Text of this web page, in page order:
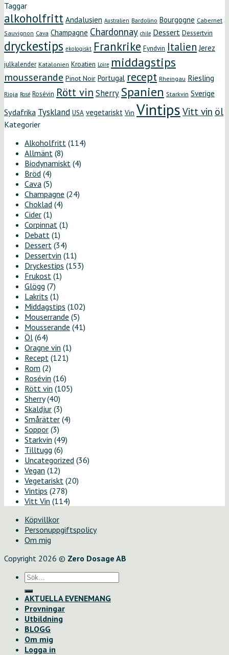
Taggar
alkoholfritt Andalusien Australien Bardolino Bourgogne Cabernet
Sauvignon Cava Champagne Chardonnay chile Dessert Dessertvin
dryckestips ekologiskt Frankrike Fyndvin Italien Jerez
julkalender Katalonien Kroatien Loire middagstips
mousserande Pinot Noir Portugal recept Rheingau Riesling
Rioja Rosé Rosévin Rött vin SherrySpanien Starkvin Sverige
Sydafrika Tyskland USA vegetariskt Vin Vintips Vitt vin öl
Kategorier
Alkoholfritt (114)
Allmänt (8)
Biodynamiskt (4)
Bröd (4)
Cava (5)
Champagne (24)
Choklad (4)
Cider (1)
Corpinnat (1)
Debatt (1)
Dessert (34)
Dessertvin (11)
Dryckestips (153)
Frukost (1)
Glögg (7)
Lakrits (1)
Middagstips (102)
Mouserrande (5)
Mousserande (41)
Öl (64)
Oragne vin (1)
Recept (121)
Rom (2)
Rosévin (16)
Rött vin (105)
Sherry(40)
Skaldjur (3)
Smårätter (4)
Soppor (3)
Starkvin (49)
Tilltugg (6)
Uncategorized (36)
Vegan (12)
Vegetariskt (20)
Vintips (278)
Vitt Vin (114)
Köpvillkor
Personuppgiftspolicy
Om mig
Copyright 2026 © Zero Dosage AB
Sök
AKTUELLA EVENEMANG
Provningar
Utbildning
BLOGG
Om mig
Logga in